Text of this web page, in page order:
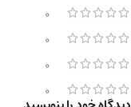
0
0
0
0